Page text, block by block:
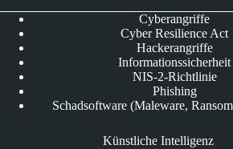
Cyberangriffe
Cyber Resilience Act
Hackerangriffe
Informationssicherheit
NIS-2-Richtlinie
Phishing
Schadsoftware (Maleware,
Künstliche Intelligenz